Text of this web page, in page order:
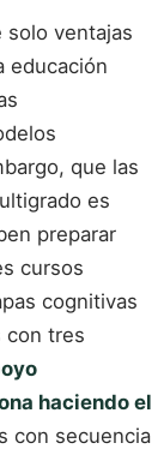
solo ventajas
educación
que las
es
preparar
cursos
cognitivas
con tres
haciendo el
con secuencia